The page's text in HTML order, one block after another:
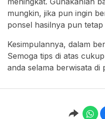
mungkin, jika pun ingin
ponsel hasilnya pun
Kesimpulannya, dalam
Semoga tips di atas
anda selama berwisata di